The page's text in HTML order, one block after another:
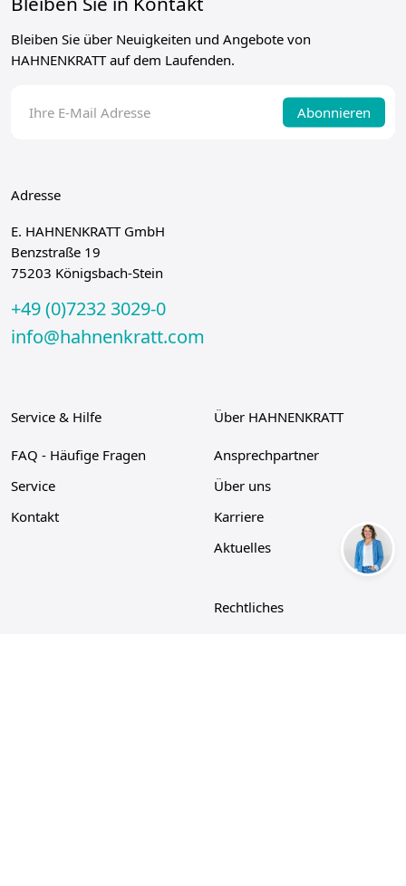
Bleiben Sie über Neuigkeiten und Angebote von
HAHNENKRATT auf dem Laufenden.
Abonnieren
Adresse
E. HAHNENKRATT GmbH
Benzstraße 19
75203 Königsbach-Stein
+49 (0)7232 3029-0
info@hahnenkratt.com
Service & Hilfe
FAQ - Häufige Fragen
Service
Kontakt
Über HAHNENKRATT
Ansprechpartner
Über uns
Karriere
Aktuelles
Rechtliches